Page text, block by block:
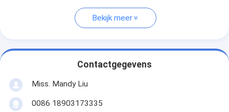
Bekijk meer
Contactgegevens
Miss. Mandy Liu
0086 18903173335